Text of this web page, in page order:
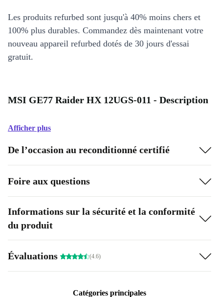
Les produits refurbed sont jusqu'à 40% moins chers et
100% plus durables. Commandez dès maintenant votre
nouveau appareil refurbed dotés de 30 jours d'essai
gratuit.
MSI GE77 Raider HX 12UGS-011 - Description
Afficher plus
De l’occasion au reconditionné certifié
Foire aux questions
Informations sur la sécurité et la conformité
du produit
Évaluations (4.6)
Catégories principales